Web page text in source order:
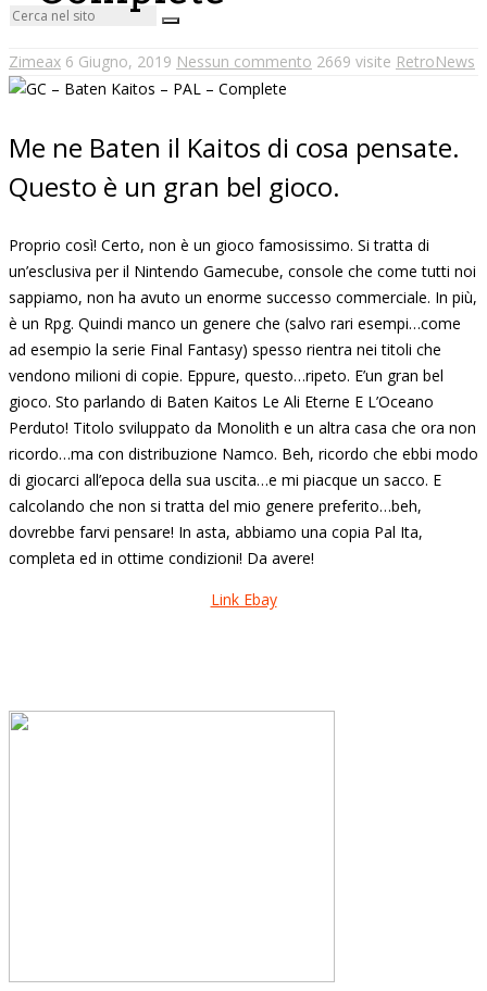
Zimeax 6 Giugno, 2019 Nessun commento 2669 visite RetroNews
Me ne Baten il Kaitos di cosa pensate.
Questo è un gran bel gioco.
Proprio così! Certo, non è un gioco famosissimo. Si tratta di
un’esclusiva per il Nintendo Gamecube, console che come tutti noi
sappiamo, non ha avuto un enorme successo commerciale. In più,
è un Rpg. Quindi manco un genere che (salvo rari esempi…come
ad esempio la serie Final Fantasy) spesso rientra nei titoli che
vendono milioni di copie. Eppure, questo…ripeto. E’un gran bel
gioco. Sto parlando di Baten Kaitos Le Ali Eterne E L’Oceano
Perduto! Titolo sviluppato da Monolith e un altra casa che ora non
ricordo…ma con distribuzione Namco. Beh, ricordo che ebbi modo
di giocarci all’epoca della sua uscita…e mi piacque un sacco. E
calcolando che non si tratta del mio genere preferito…beh,
dovrebbe farvi pensare! In asta, abbiamo una copia Pal Ita,
completa ed in ottime condizioni! Da avere!
Link Ebay